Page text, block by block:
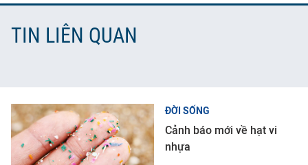
TIN LIÊN QUAN
ĐỜI SỐNG
Cảnh báo mới về hạt vi
nhựa